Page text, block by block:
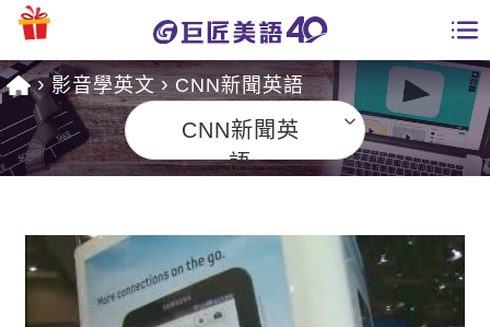
課程總覽
英文課程總表
英文會話
全國分校
學員專區
影音學英文 CNN新聞英語
CNN新聞英
語